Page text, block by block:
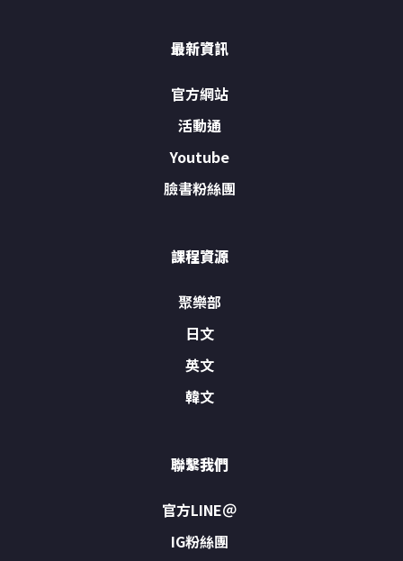
最新資訊
官方網站
活動通
Youtube
臉書粉絲團
課程資源
聚樂部
日文
英文
韓文
聯繫我們
官方LINE＠
IG粉絲團